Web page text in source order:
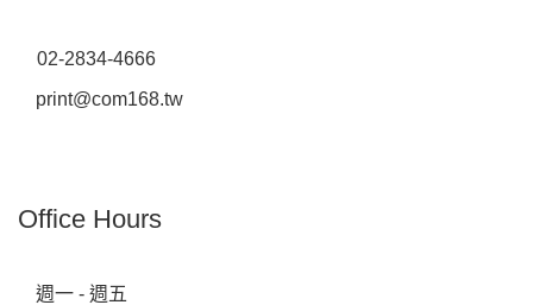
02-2834-4666
print@com168.tw
Office Hours
週一 - 週五